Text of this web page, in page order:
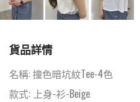
貨品詳情
名稱:撞色暗坑紋Tee-4色
款式: 上身-衫-Beige